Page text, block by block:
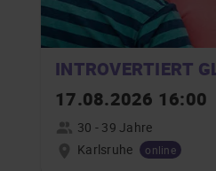
INTROVERTIERT
17.08.2026 16:00
30 - 39 Jahre
Karlsruhe
online